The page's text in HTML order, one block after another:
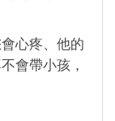
心疼、他的
會帶小孩，